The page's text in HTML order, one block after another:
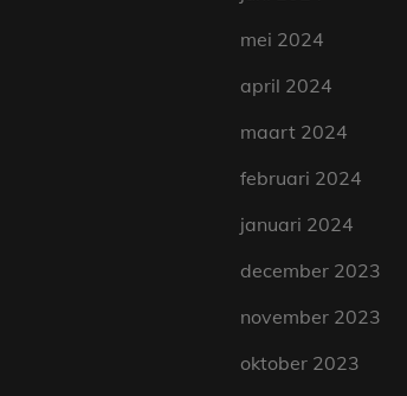
mei 2024
april 2024
maart 2024
februari 2024
januari 2024
december 2023
november 2023
oktober 2023